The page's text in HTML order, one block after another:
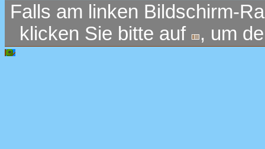
Falls am linken Bildschirm-
klicken Sie bitte auf
, um